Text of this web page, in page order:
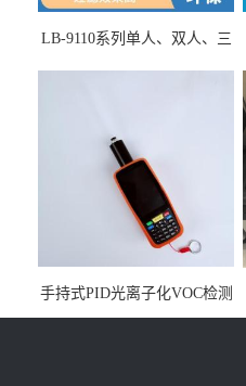
LB-9110系列单人、双人、三
手持式PID光离子化VOC检测
仪（挥发性有机物设备）